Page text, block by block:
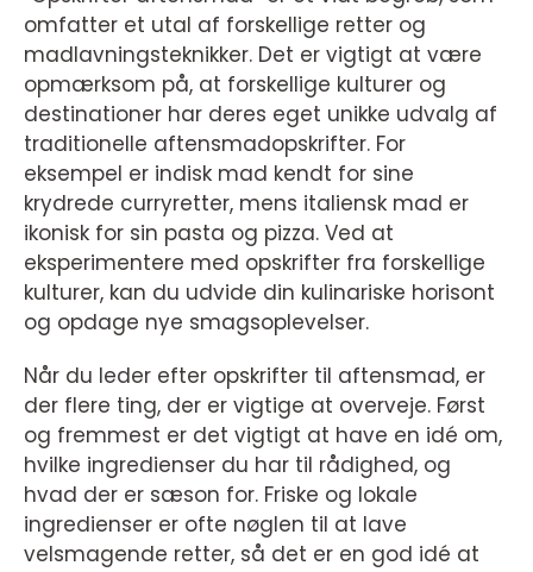
omfatter et utal af forskellige retter og
madlavningsteknikker. Det er vigtigt at være
opmærksom på, at forskellige kulturer og
destinationer har deres eget unikke udvalg af
traditionelle aftensmadopskrifter. For
eksempel er indisk mad kendt for sine
krydrede curryretter, mens italiensk mad er
ikonisk for sin pasta og pizza. Ved at
eksperimentere med opskrifter fra forskellige
kulturer, kan du udvide din kulinariske horisont
og opdage nye smagsoplevelser.
Når du leder efter opskrifter til aftensmad, er
der flere ting, der er vigtige at overveje. Først
og fremmest er det vigtigt at have en idé om,
hvilke ingredienser du har til rådighed, og
hvad der er sæson for. Friske og lokale
ingredienser er ofte nøglen til at lave
velsmagende retter, så det er en god idé at